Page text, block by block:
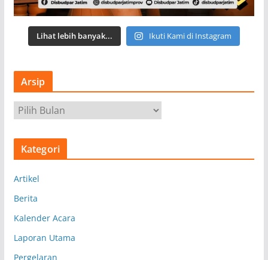
Lihat lebih banyak... Ikuti Kami di Instagram
Arsip
r
s
Kategori
Artikel
Berita
Kalender Acara
Laporan Utama
Pergelaran